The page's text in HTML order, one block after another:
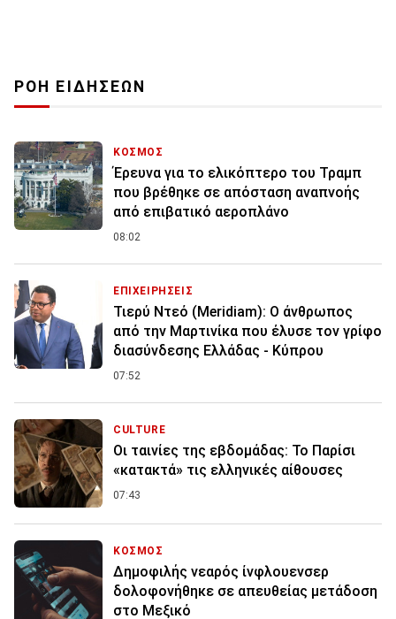
ΡΟΗ ΕΙΔΗΣΕΩΝ
ΚΟΣΜΟΣ
Έρευνα για το ελικόπτερο του Τραμπ
που βρέθηκε σε απόσταση αναπνοής
από επιβατικό αεροπλάνο
08:02
ΕΠΙΧΕΙΡΗΣΕΙΣ
Τιερύ Ντεό (Meridiam): Ο άνθρωπος
από την Μαρτινίκα που έλυσε τον γρίφο
διασύνδεσης Ελλάδας - Κύπρου
07:52
CULTURE
Οι ταινίες της εβδομάδας: Το Παρίσι
«κατακτά» τις ελληνικές αίθουσες
07:43
ΚΟΣΜΟΣ
Δημοφιλής νεαρός ίνφλουενσερ
δολοφονήθηκε σε απευθείας μετάδοση
στο Μεξικό